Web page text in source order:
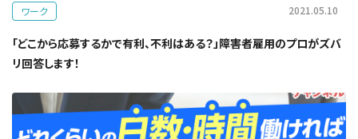
ワーク 2021.05.10
「どこから応募するかで有利、不利はある？」障害者雇用のプロがズバ
リ回答します！